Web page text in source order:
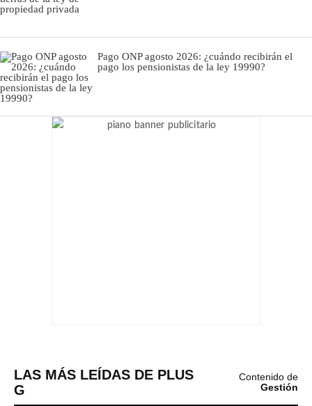
Pago ONP agosto 2026: ¿cuándo recibirán el
pago los pensionistas de la ley 19990?
LAS MÁS LEÍDAS DE PLUS
G
Contenido de
Gestión